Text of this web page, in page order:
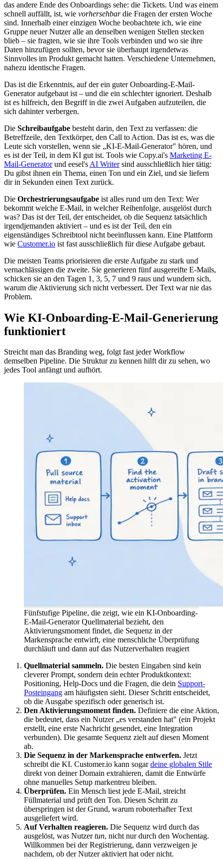
das andere Ende des Onboardings sehe: die Tickets. Und was einem
schnell auffällt, ist, wie vorhersehbardie Fragen der ersten Woche
sind. Innerhalb einer einzigen Woche beobachtete ich, wie eine
Gruppe neuer Nutzer alle an denselben wenigen Stellen stecken
blieb – sie fragten, wie sie ihre Tools verbinden und wo sie ihre
Daten hinzufügen sollten, bevor sie überhaupt irgendetwas
Sinnvolles im Produkt gemacht hatten. Verschiedene Unternehmen,
nahezu identische Fragen.
Das ist die Erkenntnis, auf der ein guter Onboarding-E-Mail-
Generator aufgebaut ist – und die ein schlechter ignoriert. Deshalb
ist es hilfreich, den Begriff in die zwei Aufgaben aufzuteilen, die
sich dahinter verbergen.
Die Schreibaufgabe besteht darin, den Text zu verfassen: die
Betreffzeile, den Textkörper, den Call to Action. Das ist es, was die
Leute sich vorstellen, wenn sie „KI-E-Mail-Generator" hören, und
es ist der Teil, in dem KI gut ist. Tools wie Copy.ai's Marketing E-
Mail-Generatorund eesel's AI Writersind ausschließlich hier tätig:
Du gibst ihnen ein Thema, einen Ton und ein Ziel, und sie liefern
dir in Sekunden einen Text zurück.
Die Orchestrierungsaufgabe ist alles rund um den Text: Wer
bekommt welche E-Mail, in welcher Reihenfolge, ausgelöst durch
was? Das ist der Teil, der entscheidet, ob die Sequenz tatsächlich
irgendjemanden aktiviert – und es ist der Teil, den ein
eigenständiges Schreibtool nicht beeinflussen kann. Eine Plattform
wie Customer.io ist fast ausschließlich für diese Aufgabe gebaut.
Die meisten Teams priorisieren die erste Aufgabe zu stark und
vernachlässigen die zweite. Sie generieren fünf ausgereifte E-Mails,
schicken sie an den Tagen 1, 3, 5, 7 und 9 raus und wundern sich,
warum die Aktivierung sich nicht verbessert. Der Text war nie das
Problem.
Wie KI-Onboarding-E-Mail-Generierung
funktioniert
Streicht man das Branding weg, folgt fast jeder Workflow
demselben Pipeline. Die Struktur zu kennen hilft dir zu sehen, wo
jedes Tool anfängt und aufhört.
Fünfstufige Pipeline, die zeigt, wie ein KI-Onboarding-
E-Mail-Generator Quellmaterial bezieht, den
Aktivierungsmoment findet, die Sequenz in der
Markensprache entwirft, eine menschliche Überprüfung
durchläuft und dann auf das Nutzerverhalten reagiert
Quellmaterial sammeln. Die besten Eingaben sind kein
cleverer Prompt, sondern dein echter Produktkontext:
Positioning, Help-Docs und die Fragen, die dein Support-
Posteingang am häufigsten sieht. Dieser Schritt entscheidet,
ob die Ausgabe spezifisch oder generisch ist.
Den Aktivierungsmoment finden. Definiere die eine Aktion,
die bedeutet, dass ein Nutzer „es verstanden hat" (ein Projekt
erstellt, eine erste Nachricht gesendet, eine Integration
verbunden). Die gesamte Sequenz zielt auf diesen Moment
ab.
Die Sequenz in der Markensprache entwerfen. Jetzt
schreibt die KI. Customer.io kann sogardeine globalen Stile
direkt von deiner Domain extrahieren, damit die Entwürfe
ohne manuelles Setup markentreu bleiben.
Überprüfen. Ein Mensch liest jede E-Mail, streicht
Füllmaterial und prüft den Ton. Diesen Schritt zu
überspringen ist der Grund, warum roboterhafter Text
ausgeliefert wird.
Auf Verhalten reagieren. Die Sequenz wird durch das
ausgelöst, was Nutzertun, nicht nur durch den Wochentag.
Willkommen bei der Registrierung, dann verzweigen je
nachdem, ob der Nutzer aktiviert hat oder nicht.